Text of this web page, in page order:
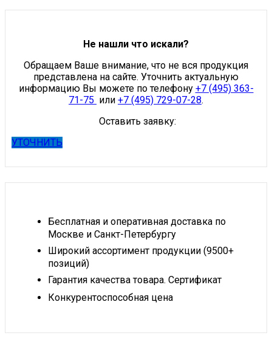
Не нашли что искали?
Обращаем Ваше внимание, что не вся продукция
представлена на сайте. Уточнить актуальную
информацию Вы можете по телефону +7 (495) 363-
71-75 или +7 (495) 729-07-28.
Оставить заявку:
УТОЧНИТЬ
Бесплатная и оперативная доставка по
Москве и Санкт-Петербургу
Широкий ассортимент продукции (9500+
позиций)
Гарантия качества товара. Сертификат
Конкурентоспособная цена